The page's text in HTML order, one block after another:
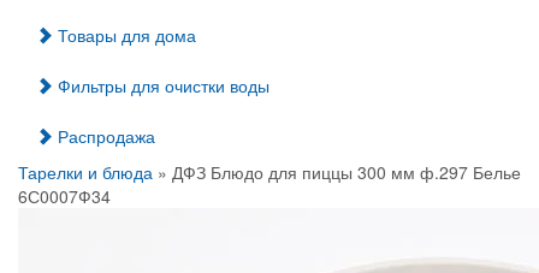
Товары для дома
Фильтры для очистки воды
Распродажа
Тарелки и блюда » ДФЗ Блюдо для пиццы 300 мм ф.297 Белье
6С0007Ф34